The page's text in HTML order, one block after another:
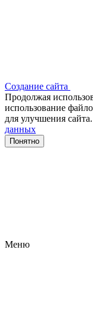
Создание сайта
Продолжая
использование
для улучшения сайта.
данных
Понятно
Меню